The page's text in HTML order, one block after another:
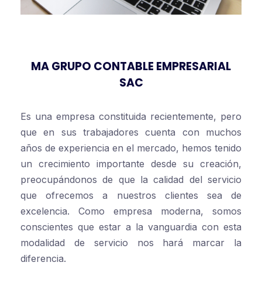
MA GRUPO CONTABLE EMPRESARIAL
SAC
Es una empresa constituida recientemente, pero
que en sus trabajadores cuenta con muchos
años de experiencia en el mercado, hemos tenido
un crecimiento importante desde su creación,
preocupándonos de que la calidad del servicio
que ofrecemos a nuestros clientes sea de
excelencia. Como empresa moderna, somos
conscientes que estar a la vanguardia con esta
modalidad de servicio nos hará marcar la
diferencia.